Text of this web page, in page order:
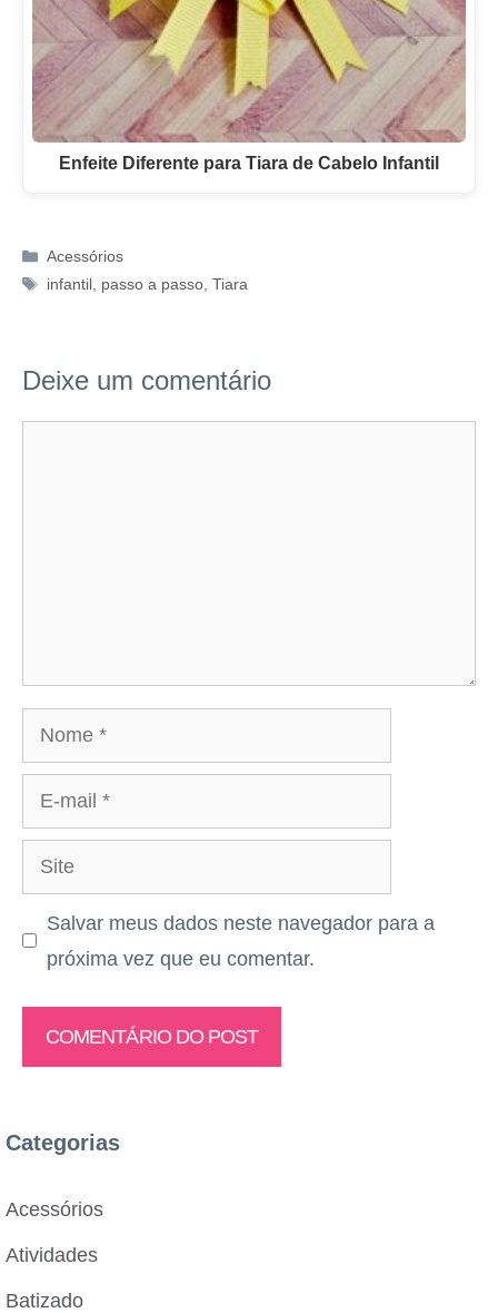
Enfeite Diferente para Tiara de Cabelo Infantil
Categorias
Acessórios
Tags
infantil passo a passo ,Tiara
Deixe um comentário
Nome
mail
Site
Salvar meus dados neste navegador para a
próxima vez que eu comentar.
Categorias
Acessórios
Atividades
Batizado